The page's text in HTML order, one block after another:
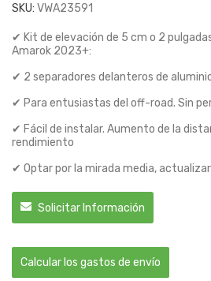
SKU: VWA23591
✔ Kit de elevación de 5 cm o 2
Amarok 2023+:
✔ 2 separadores delanteros de
✔ Para entusiastas del off-road. Sin
✔ Fácil de instalar. Aumento de la
rendimiento
✔ Optar por la mirada media,
Solicitar Información
Calcular los gastos de envío